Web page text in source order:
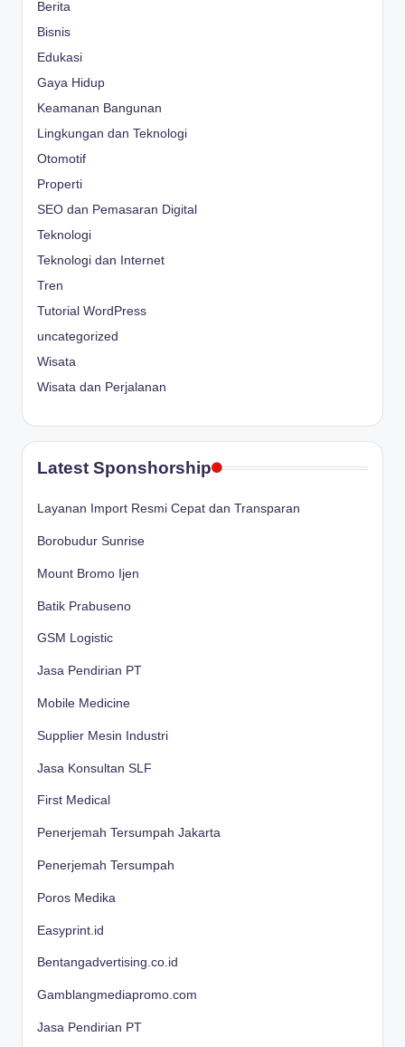
Berita
Bisnis
Edukasi
Gaya Hidup
Keamanan Bangunan
Lingkungan dan Teknologi
Otomotif
Properti
SEO dan Pemasaran Digital
Teknologi
Teknologi dan Internet
Tren
Tutorial WordPress
uncategorized
Wisata
Wisata dan Perjalanan
Latest Sponshorship
Layanan Import Resmi Cepat dan Transparan
Borobudur Sunrise
Mount Bromo Ijen
Batik Prabuseno
GSM Logistic
Jasa Pendirian PT
Mobile Medicine
Supplier Mesin Industri
Jasa Konsultan SLF
First Medical
Penerjemah Tersumpah Jakarta
Penerjemah Tersumpah
Poros Medika
Easyprint.id
Bentangadvertising.co.id
Gamblangmediapromo.com
Jasa Pendirian PT